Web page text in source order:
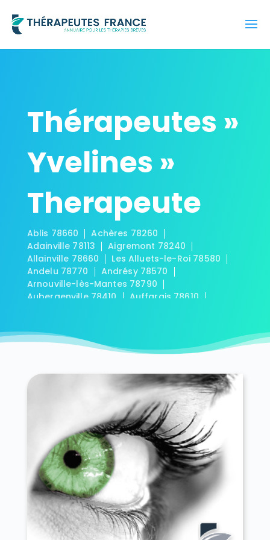
Thérapeutes »
Yvelines »
Therapeute
Ablis 78660
Achères 78260
Adainville 78113
Aigremont 78240
Allainville 78660
Les Alluets-le-Roi 78580
Andelu 78770
Andrésy 78570
Arnouville-lès-Mantes 78790
Aubergenville 78410
Auffargis 78610
Autouillet 78770
Bazainville 78550
Bazemont 78580
Béhoust 78910
Bennecourt 78270
Beynes 78650
Blaru 78270
Boinville-en-Mantois 78930
Boinville-le-Gaillard 78660
Boinvilliers 78200
Bois-d'Arcy 78390
Boissets 78910
La Boissière-École 78125
Boissy-Mauvoisin 78200
Boissy-sans-Avoir 78490
Bonnelles 78830
Bonnières-sur-Seine 78270
Bouafle 78410
Bougival 78380
Bourdonné 78113
Breuil-Bois-Robert 78930
Bréval 78980
Les Bréviaires 78610
Brueil-en-Vexin 78440
Buc 78530
Buchelay 78200
Bullion 78830
Carrières-sous-Poissy 78955